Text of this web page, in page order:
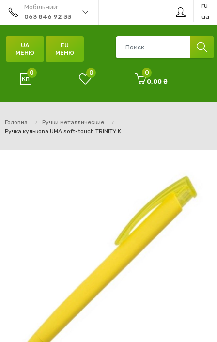
Мобільний:
063 846 92 33
ru
ua
UA
МЕНЮ
EU
МЕНЮ
0 0
0
0,00 ₴
Головна
Ручки металлические
Ручка кулькова UMA soft-touch TRINITY K